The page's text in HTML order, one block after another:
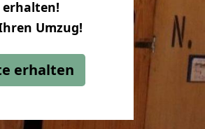
erhalten!
Umzug!
erhalten